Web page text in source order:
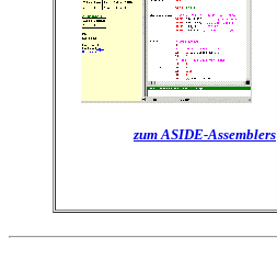
zum ASIDE-Assemblers